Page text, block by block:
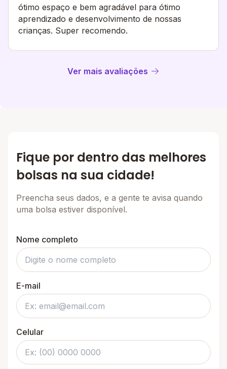
ótimo espaço e bem agradável para ótimo
aprendizado e desenvolvimento de nossas
crianças. Super recomendo.
Ver mais avaliações
Fique por dentro das melhores
bolsas na sua cidade!
Preencha seus dados, e a gente te avisa quando
uma bolsa estiver disponível.
Nome completo
E-mail
Celular